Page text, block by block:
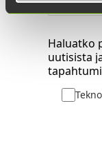
Haluatko
uutisista